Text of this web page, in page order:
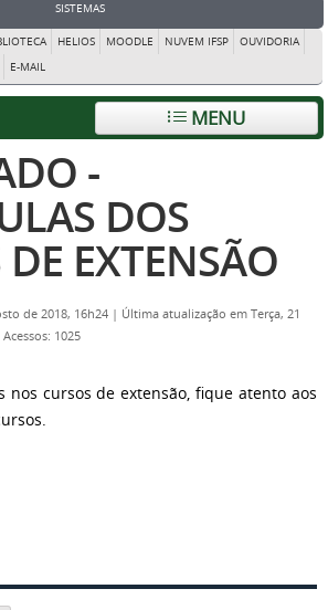
SISTEMAS
HELIOS MOODLE NUVEM IFSP
OUVIDORIA
E-MAIL
MENU
-
DOS
DE EXTENSÃO
de 2018, 16h24 | Última atualização em Terça, 21
Acessos: 1025
nos cursos de extensão, fique atento aos